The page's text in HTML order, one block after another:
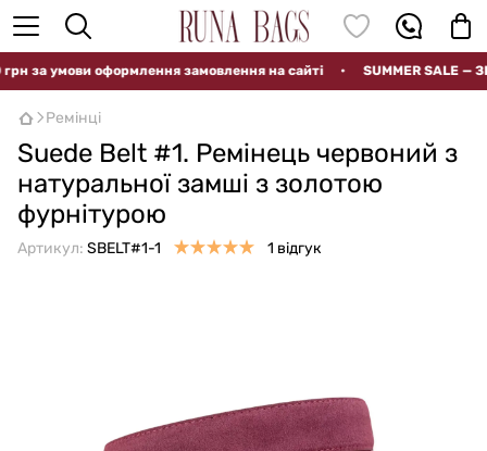
за умови оформлення замовлення на сайті • SUMMER SALE —
Ремінці
Suede Belt #1. Ремінець червоний з
натуральної замші з золотою
фурнітурою
Артикул: SBELT#1-1 1 відгук